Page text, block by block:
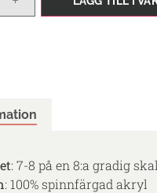
: 7-8 på en 8:a gradig
: 100% spinnfärgad akryl